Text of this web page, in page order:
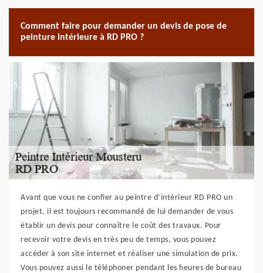
Comment faire pour demander un devis de pose de
peinture intérieure à RD PRO ?
Avant que vous ne confier au peintre d’intérieur RD PRO un
projet, il est toujours recommandé de lui demander de vous
établir un devis pour connaître le coût des travaux. Pour
recevoir votre devis en très peu de temps, vous pouvez
accéder à son site internet et réaliser une simulation de prix.
Vous pouvez aussi le téléphoner pendant les heures de bureau